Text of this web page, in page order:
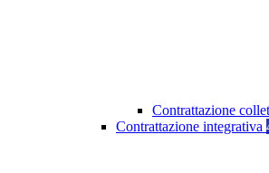
Contrattazione
Contrattazione integrativa